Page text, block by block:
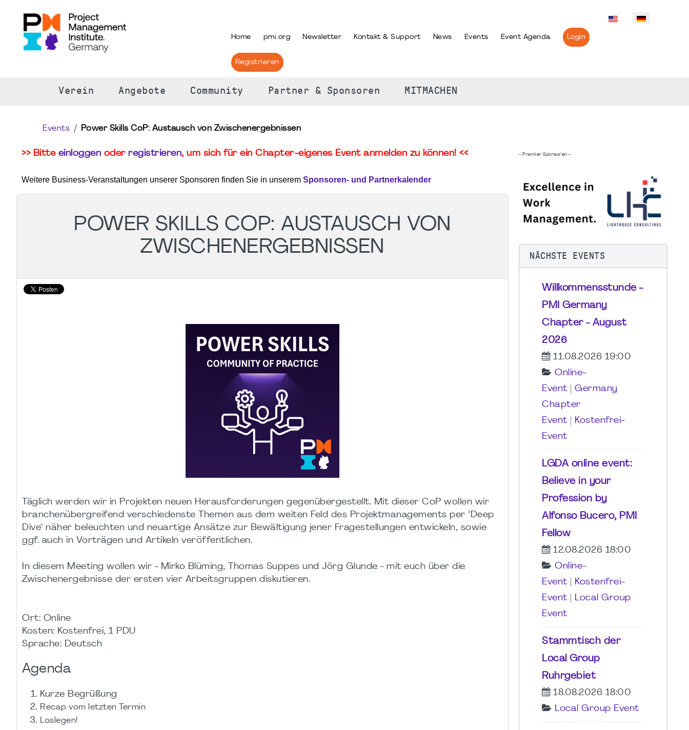
Home pmi.org Newsletter Kontakt & Support News Events Event Agenda Login
Registrieren
Verein Angebote Community Partner & Sponsoren MITMACHEN
Events Power Skills CoP: Austausch von Zwischenergebnissen
>> Bitte einloggen oder registrieren, um sich für ein Chapter-eigenes Event anmelden zu können! <<
Weitere Business-Veranstaltungen unserer Sponsoren finden Sie in unserem Sponsoren- und Partnerkalender
POWER SKILLS COP: AUSTAUSCH VON
ZWISCHENERGEBNISSEN
Täglich werden wir in Projekten neuen Herausforderungen gegenübergestellt. Mit dieser CoP wollen wir
branchenübergreifend verschiedenste Themen aus dem weiten Feld des Projektmanagements per "Deep
Dive" näher beleuchten und neuartige Ansätze zur Bewältigung jener Fragestellungen entwickeln, sowie
ggf. auch in Vorträgen und Artikeln veröffentlichen.
In diesem Meeting wollen wir - Mirko Blüming, Thomas Suppes und Jörg Glunde - mit euch über die
Zwischenergebnisse der ersten vier Arbeitsgruppen diskutieren.
Ort: Online
Kosten: Kostenfrei, 1 PDU
Sprache: Deutsch
Agenda
Kurze Begrüßung
Recap vom letzten Termin
Loslegen!
- Premier Sponsoren -
NÄCHSTE EVENTS
Willkommensstunde -
PMI Germany
Chapter - August
2026
11.08.2026 19:00
Online-
Event
Germany
Chapter
Event
Kostenfrei-
Event
LGDA online event:
Believe in your
Profession by
Alfonso Bucero, PMI
Fellow
12.08.2026 18:00
Online-
Event
Kostenfrei-
Event
Local Group
Event
Stammtisch der
Local Group
Ruhrgebiet
18.08.2026 18:00
Local Group Event